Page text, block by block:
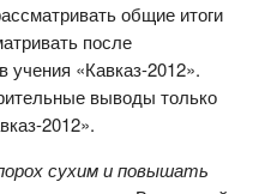
общие итоги
после
учения «Кавказ-2012».
выводы только
2012».
сухим и повышать